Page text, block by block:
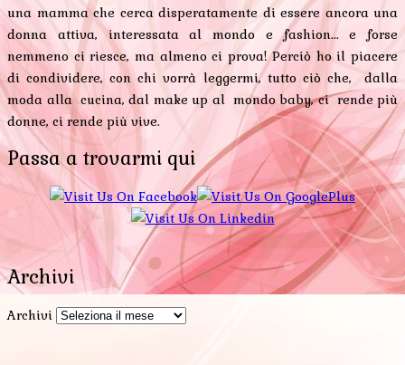
una mamma che cerca disperatamente di essere ancora una
donna attiva, interessata al mondo e fashion... e forse
nemmeno ci riesce, ma almeno ci prova! Perciò ho il piacere
di condividere, con chi vorrà leggermi, tutto ciò che, dalla
moda alla cucina, dal make up al mondo baby, ci rende più
donne, ci rende più vive.
Passa a trovarmi qui
Archivi
Archivi